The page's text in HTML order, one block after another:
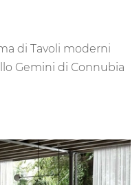
di Tavoli moderni
Gemini di Connubia